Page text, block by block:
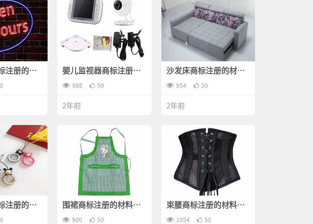
注册的材 婴儿监视器商标注册的
材料有哪些？
988 50
2年前
沙发床商标注册的材料
有哪些？
954 50
2年前
注册的材 围裙商标注册的材料有
哪些？
900 50
束腰商标注册的材料有
哪些？
1054 50